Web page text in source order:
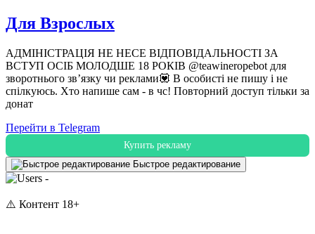
Для Взрослых
АДМІНІСТРАЦІЯ НЕ НЕСЕ ВІДПОВІДАЛЬНОСТІ ЗА
ВСТУП ОСІБ МОЛОДШЕ 18 РОКІВ @teawineropebot для
зворотнього звʼязку чи реклами💟 В особисті не пишу і не
спілкуюсь. Хто напише сам - в чс! Повторний доступ тільки за
донат
Перейти в Telegram
Купить рекламу
Быстрое редактирование
-
⚠️ Контент 18+